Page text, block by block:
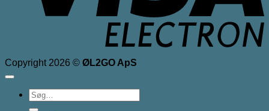
Copyright 2026 © ØL2GO ApS
Søg
efter: